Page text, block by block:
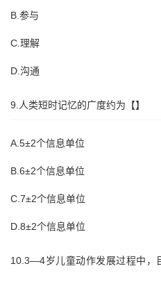
B.参与
C.理解
D.沟通
9.人类短时记忆的广度约为【】
A.5±2个信息单位
B.6±2个信息单位
C.7±2个信息单位
D.8±2个信息单位
10.3—4岁儿童动作发展过程中，